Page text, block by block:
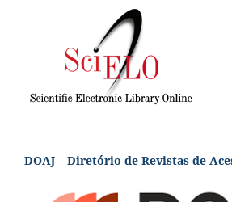
DOAJ – Diretório de Revistas de